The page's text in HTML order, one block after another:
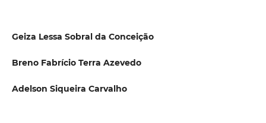
Geiza Lessa Sobral da Conceição
Breno Fabrício Terra Azevedo
Adelson Siqueira Carvalho